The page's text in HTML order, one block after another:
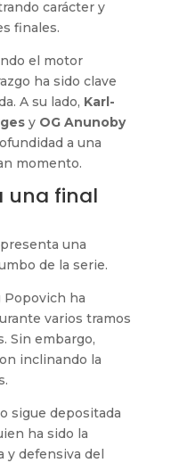
carácter y
finales.
el motor
ha sido clave
A su lado, Karl-
y OG Anunoby
a una
momento.
una final
una
de la serie.
Popovich ha
varios tramos
Sin embargo,
inclinando la
sigue depositada
ha sido la
y defensiva del